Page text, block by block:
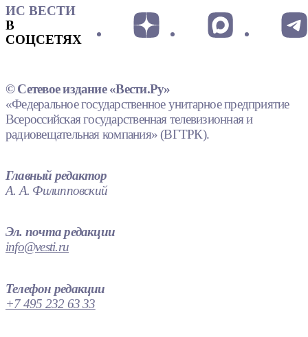
ИС ВЕСТИ
В
СОЦСЕТЯХ
© Сетевое издание «Вести.Ру»
«Федеральное государственное унитарное предприятие
Всероссийская государственная телевизионная и
радиовещательная компания» (ВГТРК).
Главный редактор
А. А. Филипповский
Эл. почта редакции
info@vesti.ru
Телефон редакции
+7 495 232 63 33